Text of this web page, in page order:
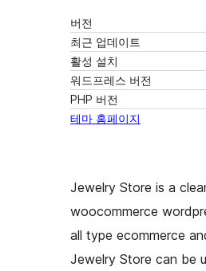
버전
최근 업데이트
활성 설치
워드프레스 버전
PHP 버전
테마 홈페이지
Jewelry Store is a
woocommerce
all type ecommerce
Jewelry Store can be